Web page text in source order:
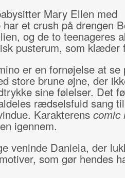
Mary Ellen med
et crush på drengen
og de to teenageres
pusterum, som klæder
er en fornøjelse at se
store brune øjne, der
sine følelser. Det
rædselsfuld sang
Karakterens comic
igennem.
veninde Daniela, der
som gør hendes